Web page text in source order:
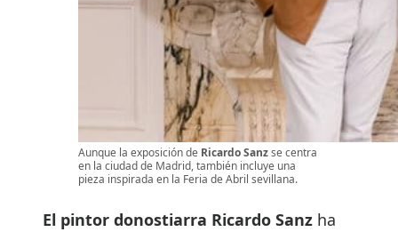
Aunque la exposición de Ricardo Sanzse centra
en la ciudad de Madrid, también incluye una
pieza inspirada en la Feria de Abril sevillana.
El pintor donostiarra Ricardo Sanz ha